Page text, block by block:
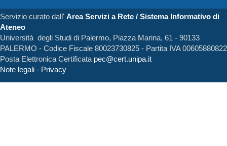
Servizio curato dall' Area Servizi a Rete / Sistema Informativo di
Ateneo
Università degli Studi di Palermo, Piazza Marina, 61 - 90133
PALERMO - Codice Fiscale 80023730825 - Partita IVA 00605880822
Posta Elettronica Certificata pec@cert.unipa.it
Note legali - Privacy